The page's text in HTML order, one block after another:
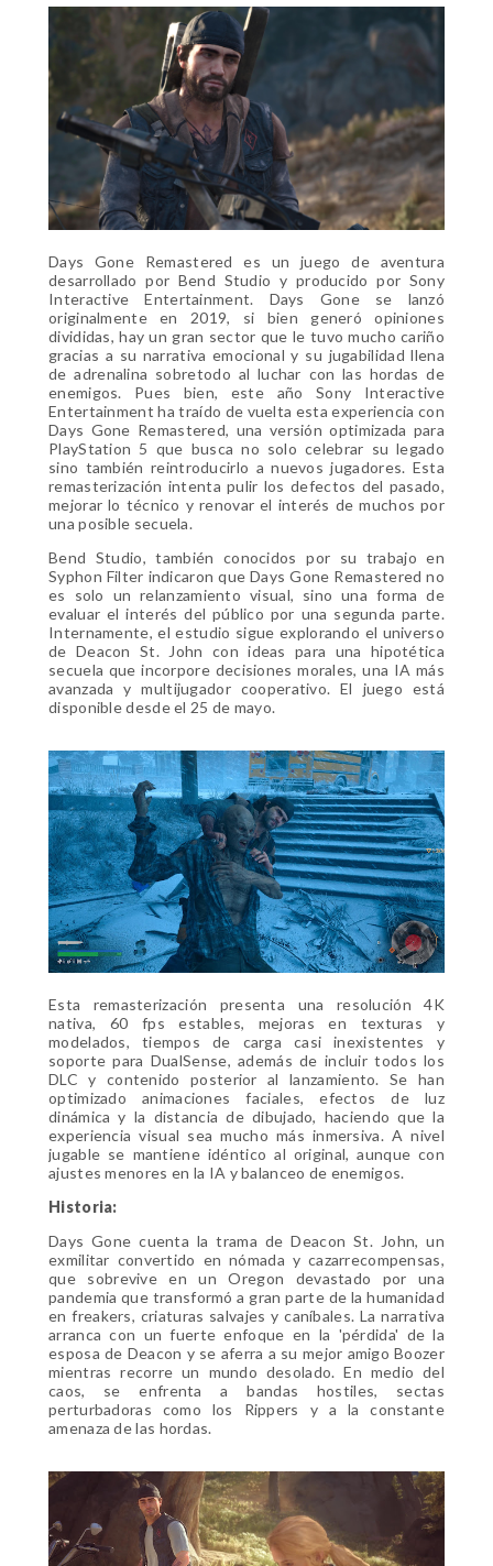
Days Gone Remastered es un juego de aventura
desarrollado por Bend Studio y producido por Sony
Interactive Entertainment. Days Gone se lanzó
originalmente en 2019, si bien generó opiniones
divididas, hay un gran sector que le tuvo mucho cariño
gracias a su narrativa emocional y su jugabilidad llena
de adrenalina sobretodo al luchar con las hordas de
enemigos. Pues bien, este año Sony Interactive
Entertainment ha traído de vuelta esta experiencia con
Days Gone Remastered, una versión optimizada para
PlayStation 5 que busca no solo celebrar su legado
sino también reintroducirlo a nuevos jugadores. Esta
remasterización intenta pulir los defectos del pasado,
mejorar lo técnico y renovar el interés de muchos por
una posible secuela.
Bend Studio, también conocidos por su trabajo en
Syphon Filter indicaron que Days Gone Remastered no
es solo un relanzamiento visual, sino una forma de
evaluar el interés del público por una segunda parte.
Internamente, el estudio sigue explorando el universo
de Deacon St. John con ideas para una hipotética
secuela que incorpore decisiones morales, una IA más
avanzada y multijugador cooperativo. El juego está
disponible desde el 25 de mayo.
Esta remasterización presenta una resolución 4K
nativa, 60 fps estables, mejoras en texturas y
modelados, tiempos de carga casi inexistentes y
soporte para DualSense, además de incluir todos los
DLC y contenido posterior al lanzamiento. Se han
optimizado animaciones faciales, efectos de luz
dinámica y la distancia de dibujado, haciendo que la
experiencia visual sea mucho más inmersiva. A nivel
jugable se mantiene idéntico al original, aunque con
ajustes menores en la IA y balanceo de enemigos.
Historia:
Days Gone cuenta la trama de Deacon St. John, un
exmilitar convertido en nómada y cazarrecompensas,
que sobrevive en un Oregon devastado por una
pandemia que transformó a gran parte de la humanidad
en freakers, criaturas salvajes y caníbales. La narrativa
arranca con un fuerte enfoque en la 'pérdida' de la
esposa de Deacon y se aferra a su mejor amigo Boozer
mientras recorre un mundo desolado. En medio del
caos, se enfrenta a bandas hostiles, sectas
perturbadoras como los Rippers y a la constante
amenaza de las hordas.